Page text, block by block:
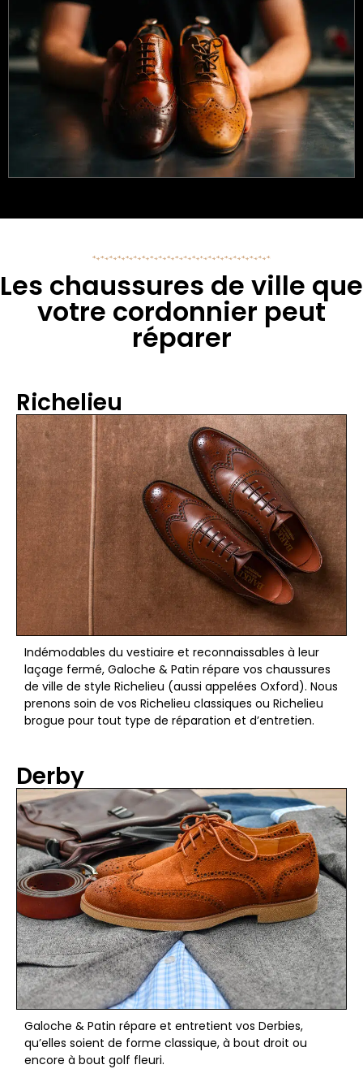
Les chaussures de ville que
votre cordonnier peut
réparer
Richelieu
Indémodables du vestiaire et reconnaissables à leur
laçage fermé, Galoche & Patin répare vos chaussures
de ville de style Richelieu (aussi appelées Oxford). Nous
prenons soin de vos Richelieu classiques ou Richelieu
brogue pour tout type de réparation et d’entretien.
Derby
Galoche & Patin répare et entretient vos Derbies,
qu’elles soient de forme classique, à bout droit ou
encore à bout golf fleuri.